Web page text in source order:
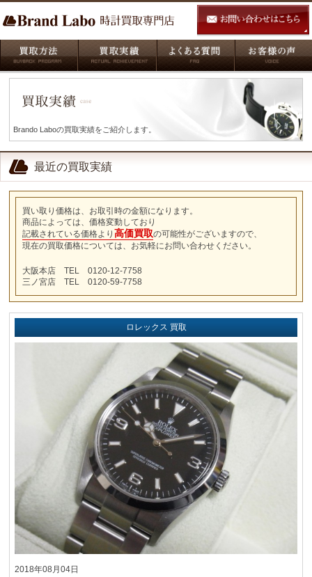
Brando Laboの買取実績をご紹介します。
最近の買取実績
買い取り価格は、お取引時の金額になります。
商品によっては、価格変動しており
記載されている価格より 高価買取の可能性がございますので、
現在の買取価格については、お気軽にお問い合わせください。
大阪本店 TEL 0120-12-7758
三ノ宮店 TEL 0120-59-7758
ロレックス 買取
2018年08月04日